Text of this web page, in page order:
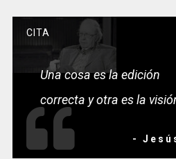
CITA
Una cosa es la edición
correcta y otra es la
-